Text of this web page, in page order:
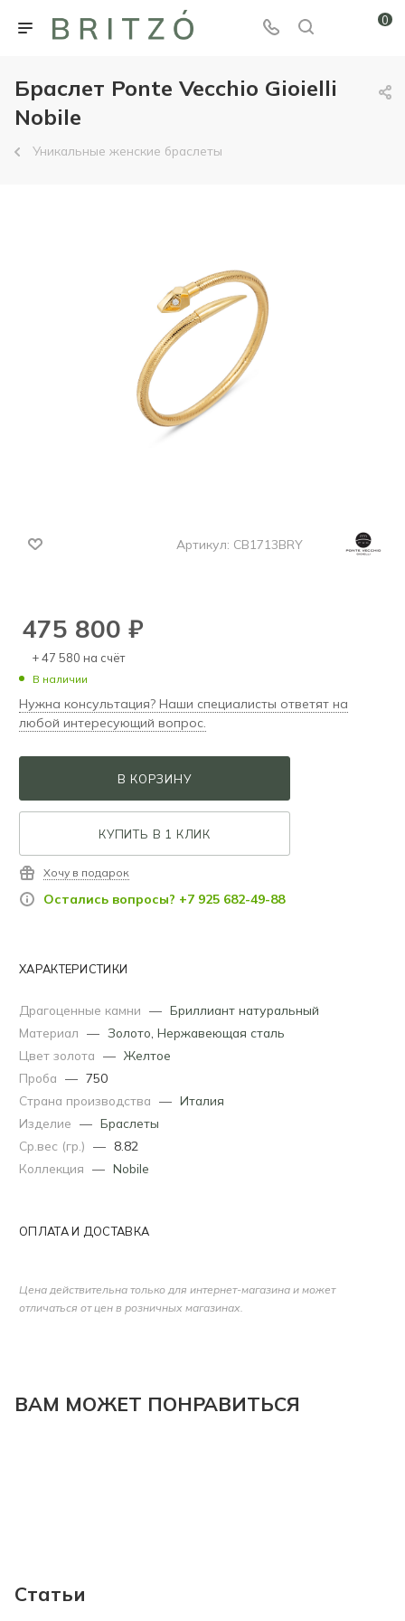
0
Браслет Ponte Vecchio Gioielli
Nobile
Уникальные женские браслеты
Артикул: CB1713BRY
475 800 ₽
+ 47 580 на счёт
В наличии
Нужна консультация? Наши специалисты ответят на
любой интересующий вопрос.
В КОРЗИНУ
КУПИТЬ В 1 КЛИК
Хочу в подарок
Остались вопросы? +7 925 682-49-88
ХАРАКТЕРИСТИКИ
Драгоценные камни — Бриллиант натуральный
Материал — Золото Нержавеющая сталь
Цвет золота — Желтое
Проба — 750
Страна производства — Италия
Изделие — Браслеты
Ср.вес (гр.) — 8.82
Коллекция — Nobile
ОПЛАТА И ДОСТАВКА
Цена действительна только для интернет-магазина и может
отличаться от цен в розничных магазинах.
ВАМ МОЖЕТ ПОНРАВИТЬСЯ
Статьи